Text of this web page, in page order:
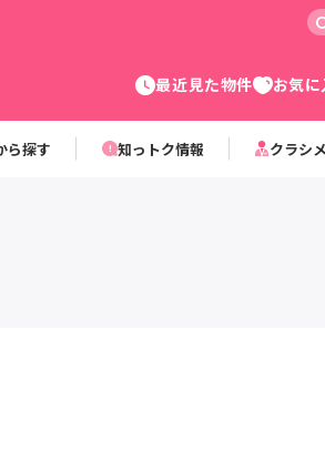
最近見た物件 お気
ら探す 知っトク情報 クラシ